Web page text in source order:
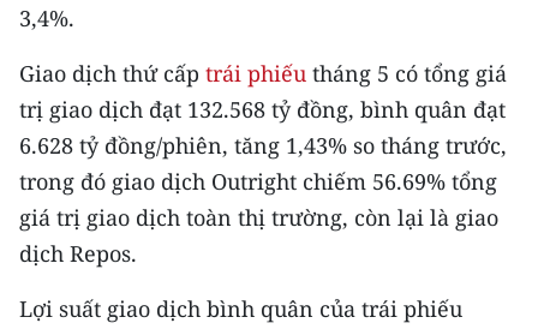
Media Thế giới
Media Thể thao
Media Giáo dục
Media Y tế
Media Khoa học - Công nghệ
3,4%.
Giao dịch thứ cấp trái phiếu tháng 5 có tổng giá
trị giao dịch đạt 132.568 tỷ đồng, bình quân đạt
6.628 tỷ đồng/phiên, tăng 1,43% so tháng trước,
trong đó giao dịch Outright chiếm 56.69% tổng
giá trị giao dịch toàn thị trường, còn lại là giao
dịch Repos.
Lợi suất giao dịch bình quân của trái phiếu